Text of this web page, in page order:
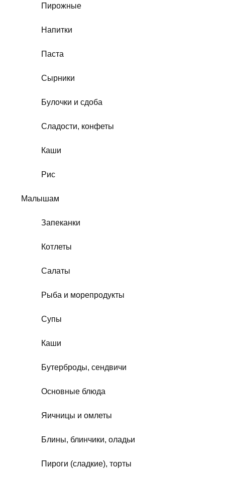
Пирожные
Напитки
Паста
Сырники
Булочки и сдоба
Сладости, конфеты
Каши
Рис
Малышам
Запеканки
Котлеты
Салаты
Рыба и морепродукты
Супы
Каши
Бутерброды, сендвичи
Основные блюда
Яичницы и омлеты
Блины, блинчики, оладьи
Пироги (сладкие), торты